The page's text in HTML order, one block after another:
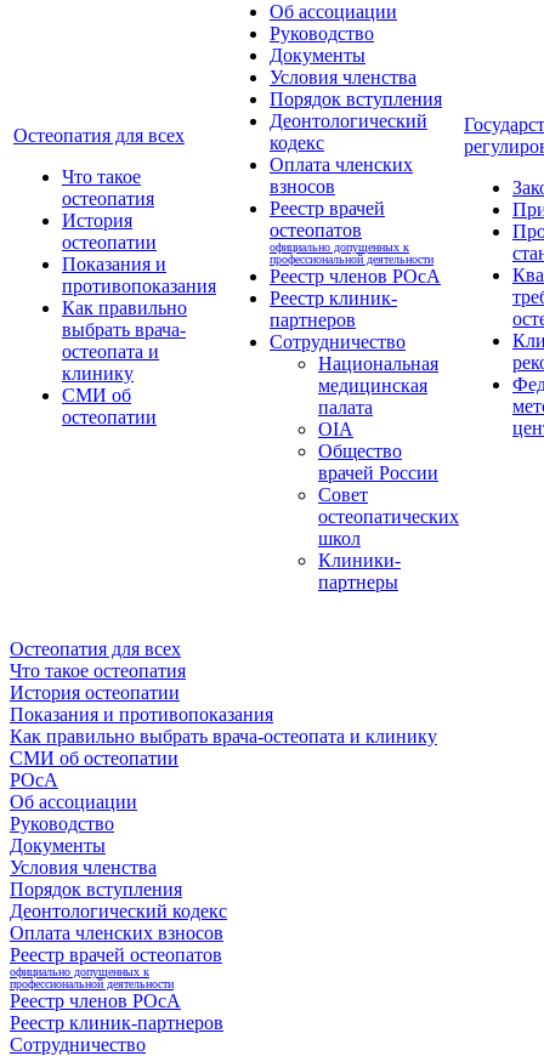
Остеопатия для всех
Что такое
остеопатия
История
остеопатии
Показания и
противопоказания
Как правильно
выбрать врача-
остеопата и
клинику
СМИ об
остеопатии
Об ассоциации
Руководство
Документы
Условия членства
Порядок вступления
Деонтологический
кодекс
Оплата членских
взносов
Реестр врачей
остеопатов
официально допущенных к
профессиональной деятельности
Реестр членов РОсА
Реестр клиник-
партнеров
Сотрудничество
Национальная
медицинская
палата
OIA
Общество
врачей России
Совет
остеопатических
школ
Клиники-
партнеры
Остеопатия для всех
Что такое остеопатия
История остеопатии
Показания и противопоказания
Как правильно выбрать врача-остеопата и клинику
СМИ об остеопатии
РОсА
Об ассоциации
Руководство
Документы
Условия членства
Порядок вступления
Деонтологический кодекс
Оплата членских взносов
Реестр врачей остеопатов
официально допущенных к
профессиональной деятельности
Реестр членов РОсА
Реестр клиник-партнеров
Сотрудничество